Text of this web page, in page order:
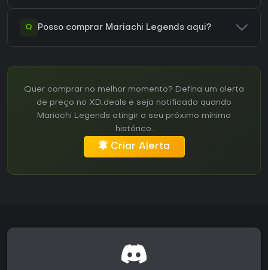
Q Posso comprar Mariachi Legends aqui?
Quer comprar no melhor momento? Defina um alerta
de preço no XD.deals e seja notificado quando
Mariachi Legends atingir o seu próximo mínimo
histórico.
Criar Alerta